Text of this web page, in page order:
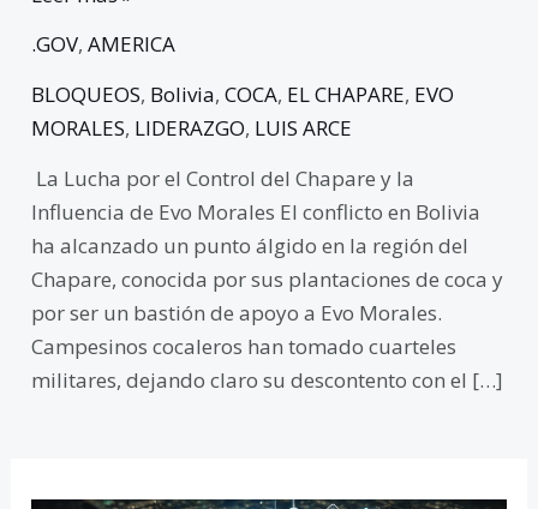
.GOV,AMERICA
BLOQUEOS, Bolivia,COCA, EL CHAPARE, EVO
MORALES, LIDERAZGO, LUIS ARCE
La Lucha por el Control del Chapare y la
Influencia de Evo Morales El conflicto en Bolivia
ha alcanzado un punto álgido en la región del
Chapare, conocida por sus plantaciones de coca y
por ser un bastión de apoyo a Evo Morales.
Campesinos cocaleros han tomado cuarteles
militares, dejando claro su descontento con el […]